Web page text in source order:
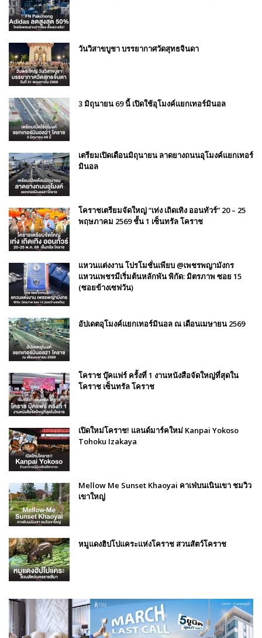
วันวิสาขบูชา บรรยากาศวัดสุทธจินดา
3 มิถุนายน 69 นี้ เปิดใช้อุโมงค์แยกเทอร์มินอล
เตรียมเปิดเดือนมิถุนายน ลาดยางถนนอุโมงค์แยกเทอร์
มินอล
โคราชเตรียมจัดใหญ่ “เท่ง เถิดเทิง ออนทัวร์” 20 – 25
พฤษภาคม 2569 ชั้น 1 เซ็นทรัล โคราช
แหวนแต่งงาน โปรโมชั่นเพียบ @เพชรพญามังกร
แหวนเพชรมีเริ่มต้นหลักพัน พิกัด: มิตรภาพ ซอย 15
(ซอยข้างเซฟวัน)
อัปเดตอุโมงค์แยกเทอร์มินอล ณ เดือนเมษายน 2569
โคราช บุ๊คแฟร์​ ครั้งที่​ 1 งานหนังสือจัดใหญ่ที่สุดใน
โคราช เซ็นทรัล โคราช
เปิดใหม่โคราช! แลนด์มาร์คใหม่ Kanpai Yokoso
Tohoku Izakaya
Mellow Me Sunset Khaoyai คาเฟ่บนเนินเขา ชมวิว
เขาใหญ่
หมูแดงฮิปโปแคระแห่งโคราช สวนสัตว์โคราช